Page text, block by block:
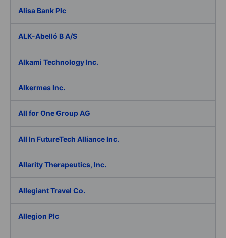
Alisa Bank Plc
ALK-Abelló B A/S
Alkami Technology Inc.
Alkermes Inc.
All for One Group AG
All In FutureTech Alliance Inc.
Allarity Therapeutics, Inc.
Allegiant Travel Co.
Allegion Plc